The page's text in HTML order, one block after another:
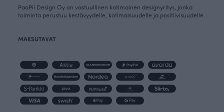
PaaPii Design Oy on vastuullinen kotimainen designyritys, jonka
toiminta perustuu kestävyydelle, kotimaisuudelle ja positiivisuudelle.
MAKSUTAVAT